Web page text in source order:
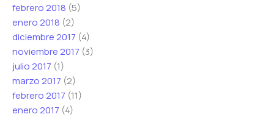
febrero 2018 (5)
enero 2018 (2)
diciembre 2017 (4)
noviembre 2017 (3)
julio 2017 (1)
marzo 2017 (2)
febrero 2017 (11)
enero 2017 (4)